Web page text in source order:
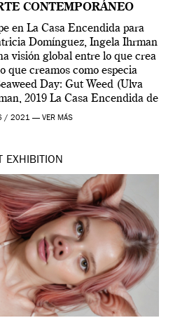
CONTEMPORÁNEO
en La Casa Encendida para
Domínguez, Ingela Ihrman
visión global entre lo que crea
que creamos como especia
Day: Gut Weed (Ulva
2019 La Casa Encendida de
la Wellcome […]
/ 2021 — VER MÁS
EXHIBITION